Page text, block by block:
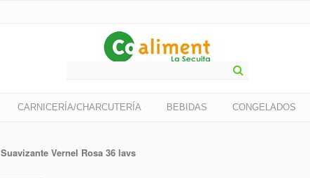
CARNICERÍA/CHARCUTERÍA BEBIDAS CONGELADOS
Suavizante Vernel Rosa 36 lavs